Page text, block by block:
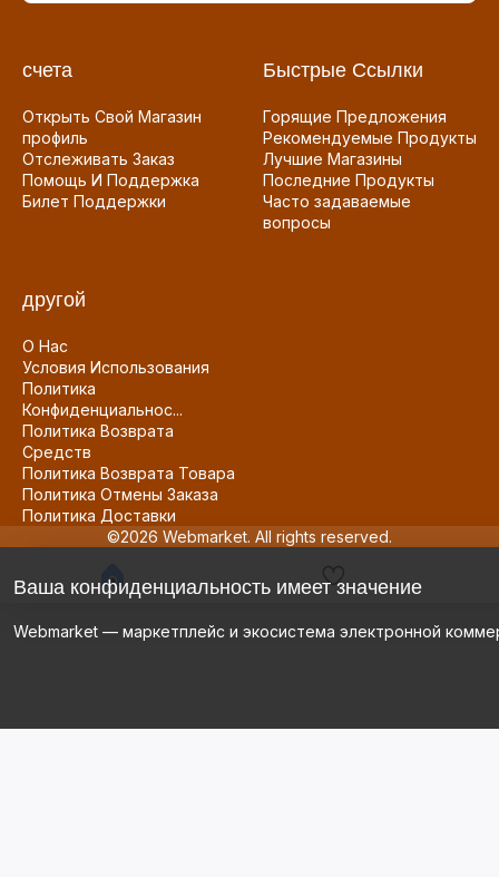
счета
Открыть Свой Магазин
профиль
Отслеживать Заказ
Помощь И Поддержка
Билет Поддержки
Быстрые Ссылки
Горящие Предложения
Рекомендуемые Продукты
Лучшие Магазины
Последние Продукты
Часто задаваемые
вопросы
другой
О Нас
Условия Использования
Политика
Конфиденциальнос...
Политика Возврата
Средств
Политика Возврата Товара
Политика Отмены Заказа
Политика Доставки
©2026 Webmarket. All rights reserved.
Ваша конфиденциальность имеет значение
Webmarket — маркетплейс и экосистема электронной